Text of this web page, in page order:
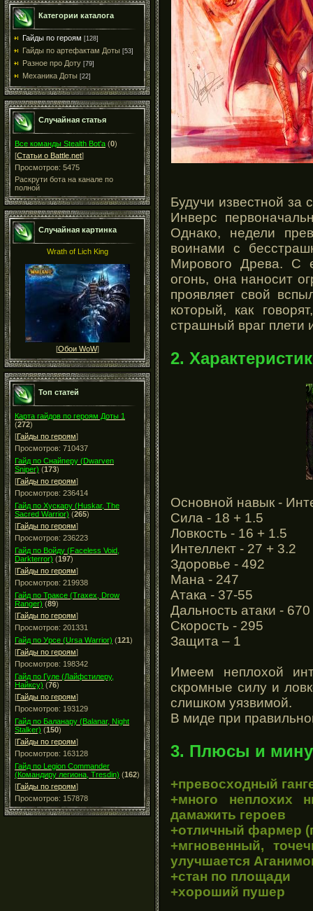
Категории каталога
Гайды по героям [128]
Гайды по артефактам Доты [53]
Разное про Доту [79]
Механика Доты [22]
Случайная статья
Все команды Stealth Bot'a (0)
[Статьи о Battle.net]
Просмотров: 5475
Раскрути бота на канале по
полной
Случайная картинка
Wrath of Lich King
[Обои WoW]
Топ статей
Карта гайдов по героям Доты 1
(272)
[Гайды по героям]
Просмотров: 710437
Гайд по Снайперу (Dwarven
Sniper) (173)
[Гайды по героям]
Просмотров: 236414
Гайд по Хускару (Huskar, The
Sacred Warrior) (265)
[Гайды по героям]
Просмотров: 236223
Гайд по Войду (Faceless Void,
Darkterror) (197)
[Гайды по героям]
Просмотров: 219938
Гайд по Траксе (Traxex, Drow
Ranger) (89)
[Гайды по героям]
Просмотров: 201331
Гайд по Урсе (Ursa Warrior) (121)
[Гайды по героям]
Просмотров: 198342
Гайд по Гуле (Лайфстилеру,
Найксу) (76)
[Гайды по героям]
Просмотров: 193129
Гайд по Баланару (Balanar, Night
Stalker) (150)
[Гайды по героям]
Просмотров: 163128
Гайд по Legion Commander
(Командиру легиона, Tresdin) (162)
[Гайды по героям]
Просмотров: 157878
Будучи известной
Инверс
Однако, недели
воинами с
Мирового Древа. С
огонь, она наносит
проявляет свой
который, как
страшный враг плети
2.
Основной навык -
Сила - 18 + 1.5
Ловкость - 16 + 1.5
Интеллект - 27 + 3.2
Здоровье - 492
Мана - 247
Атака - 37-55
Дальность атаки -
Скорость - 295
Защита – 1
Имеем неплохой
скромные силу и
слишком уязвимой.
В миде при
3. Плюсы и
+превосходный
+много неплохих
дамажить героев
+отличный фармер
+мгновенный,
улучшается
+стан по площади
+хороший пушер